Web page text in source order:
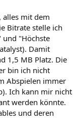
alles mit dem
Bitrate stelle ich
"Höchste
Damit
1,5 MB Platz. Die
bin ich nicht
Abspielen immer
Ich kann mir nicht
werden könnte.
und deren